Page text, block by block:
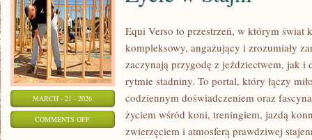
MARCH - 21 - 2026
COMMENTS OFFON
Equi Verso to przestrzeń, w którym świat
kompleksowy, angażujący i zrozumiały
zaczynają przygodę z jeździectwem, jak
rytmie stadniny. To portal, który łączy
codziennym doświadczeniem oraz
życiem wśród koni, treningiem, jazdą
zwierzęciem i atmosferą prawdziwej